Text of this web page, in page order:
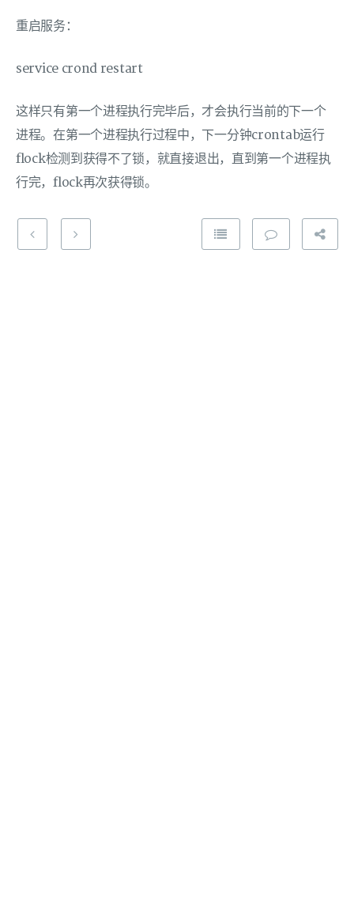
重启服务：
service crond restart
这样只有第一个进程执行完毕后，才会执行当前的下一个
进程。在第一个进程执行过程中，下一分钟crontab运行
flock检测到获得不了锁，就直接退出，直到第一个进程执
行完，flock再次获得锁。